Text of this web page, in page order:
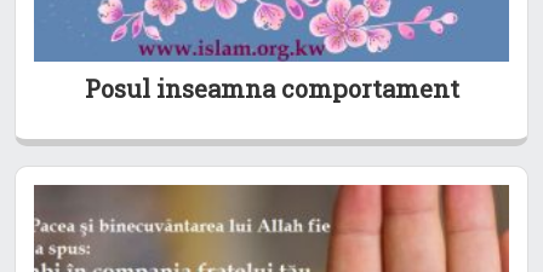
Posul inseamna comportament